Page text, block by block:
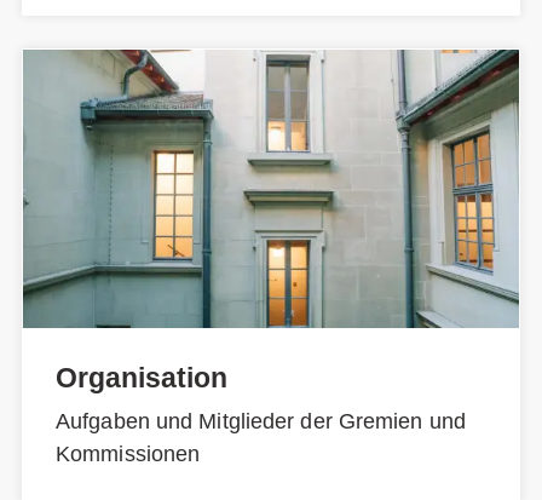
Organisation
Aufgaben und Mitglieder der Gremien und
Kommissionen